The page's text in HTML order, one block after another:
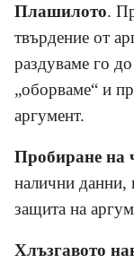
Плашилото.
твърдение от
раздуваме го
„оборваме“ и
аргумент.
Пробиране на
налични данни,
защита на
Хлъзгавото